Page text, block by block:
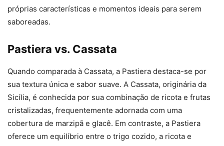
próprias características e momentos ideais para serem
saboreadas.
Pastiera vs. Cassata
Quando comparada à Cassata, a Pastiera destaca-se por
sua textura única e sabor suave. A Cassata, originária da
Sicília, é conhecida por sua combinação de ricota e frutas
cristalizadas, frequentemente adornada com uma
cobertura de marzipã e glacê. Em contraste, a Pastiera
oferece um equilíbrio entre o trigo cozido, a ricota e